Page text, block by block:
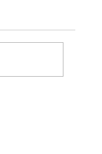
생활을 하는 데 걸
니다. 첫째는 안일주
속도로 발전한 물질
리하게 만들어 주었